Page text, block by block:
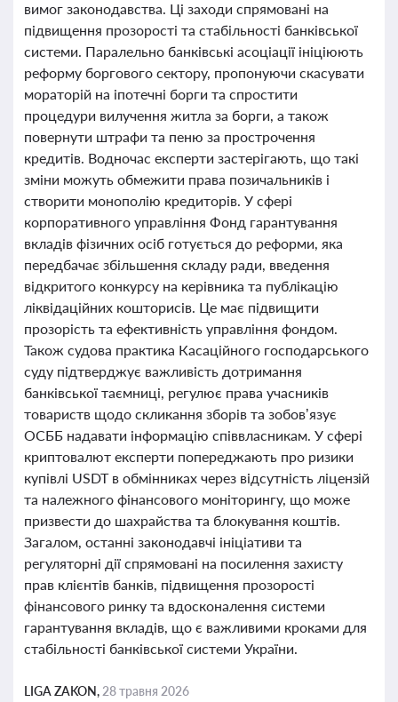
вимог законодавства. Ці заходи спрямовані на
підвищення прозорості та стабільності банківської
системи. Паралельно банківські асоціації ініціюють
реформу боргового сектору, пропонуючи скасувати
мораторій на іпотечні борги та спростити
процедури вилучення житла за борги, а також
повернути штрафи та пеню за прострочення
кредитів. Водночас експерти застерігають, що такі
зміни можуть обмежити права позичальників і
створити монополію кредиторів. У сфері
корпоративного управління Фонд гарантування
вкладів фізичних осіб готується до реформи, яка
передбачає збільшення складу ради, введення
відкритого конкурсу на керівника та публікацію
ліквідаційних кошторисів. Це має підвищити
прозорість та ефективність управління фондом.
Також судова практика Касаційного господарського
суду підтверджує важливість дотримання
банківської таємниці, регулює права учасників
товариств щодо скликання зборів та зобов’язує
ОСББ надавати інформацію співвласникам. У сфері
криптовалют експерти попереджають про ризики
купівлі USDT в обмінниках через відсутність ліцензій
та належного фінансового моніторингу, що може
призвести до шахрайства та блокування коштів.
Загалом, останні законодавчі ініціативи та
регуляторні дії спрямовані на посилення захисту
прав клієнтів банків, підвищення прозорості
фінансового ринку та вдосконалення системи
гарантування вкладів, що є важливими кроками для
стабільності банківської системи України.
LIGA ZAKON, 28 травня 2026